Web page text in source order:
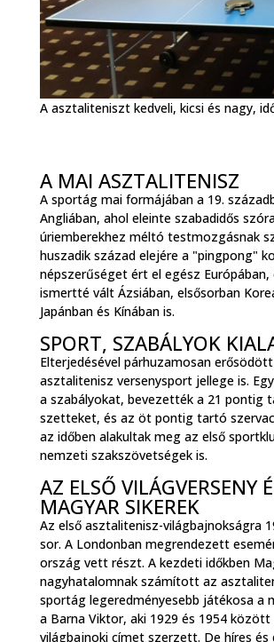
A asztaliteniszt kedveli, kicsi és nagy,
A MAI ASZTALITENISZ
A sportág mai formájában a 19.
Angliában, ahol eleinte szabadidős
úriemberekhez méltó testmozgásnak
huszadik század elejére a "pingpong"
népszerűséget ért el egész Európában,
ismertté vált Ázsiában, elsősorban
Japánban és Kínában is.
SPORT, SZABÁLYOK
Elterjedésével párhuzamosan
asztalitenisz versenysport jellege is.
a szabályokat, bevezették a 21 pontig
szetteket, és az öt pontig tartó
az időben alakultak meg az első
nemzeti szakszövetségek is.
AZ ELSŐ VILÁGVERSENY
MAGYAR SIKEREK
Az első asztalitenisz-világbajnokságra
sor. A Londonban megrendezett
ország vett részt. A kezdeti időkben
nagyhatalomnak számított az
sportág legeredményesebb játékosa a
a Barna Viktor, aki 1929 és 1954 között
világbajnoki címet szerzett. De híres és